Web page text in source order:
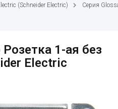
(Schneider Electric)
Серия
1-ая без
Electric